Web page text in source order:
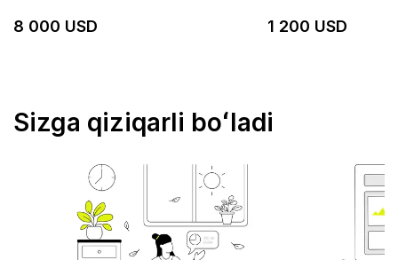
8 000 USD 1 200 USD
Sizga qiziqarli boʻladi